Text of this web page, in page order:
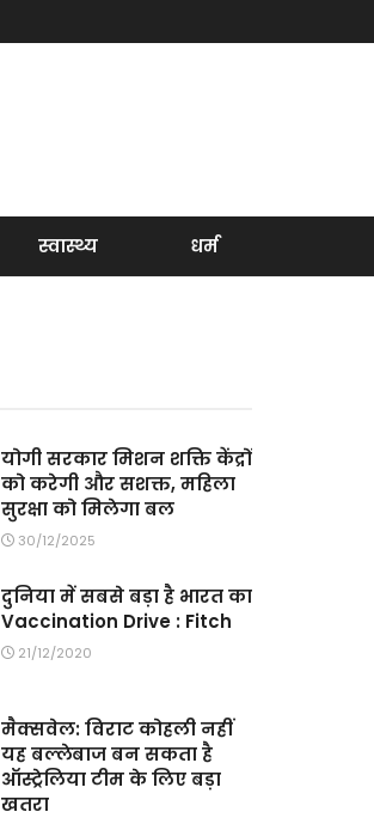
स्वास्थ्य धर्म
योगी सरकार मिशन शक्ति केंद्रों
को करेगी और सशक्त, महिला
सुरक्षा को मिलेगा बल
30/12/2025
दुनिया में सबसे बड़ा है भारत का
Vaccination Drive : Fitch
21/12/2020
मैक्सवेल: विराट कोहली नहीं
यह बल्लेबाज बन सकता है
ऑस्ट्रेलिया टीम के लिए बड़ा
खतरा